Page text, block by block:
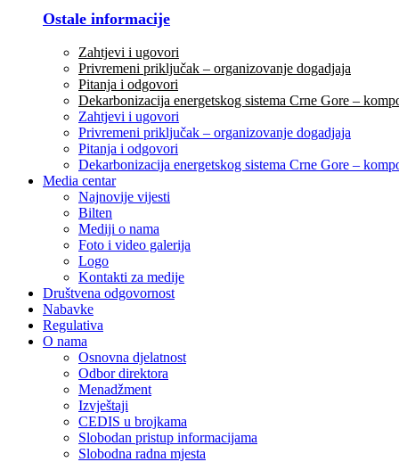
Ostale informacije
Zahtjevi i ugovori
Privremeni priključak – organizovanje dogadjaja
Pitanja i odgovori
Dekarbonizacija energetskog sistema Crne Gore –
Zahtjevi i ugovori
Privremeni priključak – organizovanje dogadjaja
Pitanja i odgovori
Dekarbonizacija energetskog sistema Crne Gore –
Media centar
Najnovije vijesti
Bilten
Mediji o nama
Foto i video galerija
Logo
Kontakti za medije
Društvena odgovornost
Nabavke
Regulativa
O nama
Osnovna djelatnost
Odbor direktora
Menadžment
Izvještaji
CEDIS u brojkama
Slobodan pristup informacijama
Slobodna radna mjesta